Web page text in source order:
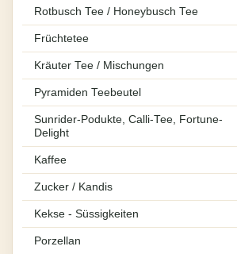
Rotbusch Tee / Honeybusch Tee
Früchtetee
Kräuter Tee / Mischungen
Pyramiden Teebeutel
Sunrider-Podukte, Calli-Tee, Fortune-
Delight
Kaffee
Zucker / Kandis
Kekse - Süssigkeiten
Porzellan